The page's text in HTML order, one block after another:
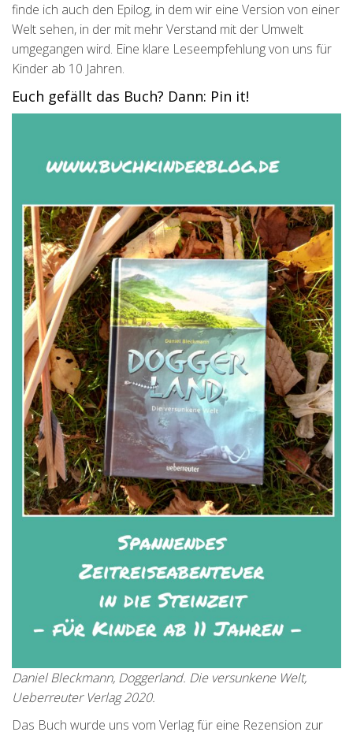
finde ich auch den Epilog, in dem wir eine Version von einer
Welt sehen, in der mit mehr Verstand mit der Umwelt
umgegangen wird. Eine klare Leseempfehlung von uns für
Kinder ab 10 Jahren.
Euch gefällt das Buch? Dann: Pin it!
Daniel Bleckmann, Doggerland. Die versunkene Welt,
Ueberreuter Verlag 2020.
Das Buch wurde uns vom Verlag für eine Rezension zur